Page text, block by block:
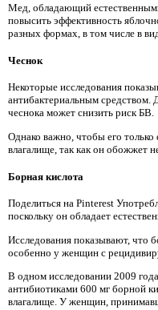
Мед, обладающий
повысить эффективность
разных формах, в том числе в
Чеснок
Некоторые исследования
антибактериальным средством.
чеснока может снизить риск БВ.
Однако важно, чтобы его только
влагалище, так как он обожжет
Борная кислота
Поделиться на Pinterest
поскольку он обладает
Исследования показывают, что
особенно у женщин с
В одном исследовании 2009
антибиотиками 600 мг борной
влагалище. У женщин,